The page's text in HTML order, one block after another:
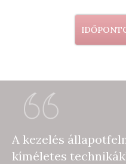
A kezelés
kíméletes